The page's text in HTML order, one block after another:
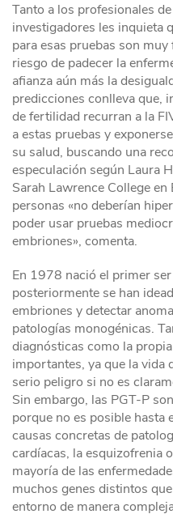
Tanto a los profesionales
investigadores les inquieta
para esas pruebas son
riesgo de padecer la
afianza aún más la
predicciones conlleva que,
de fertilidad recurran a la
a estas pruebas y
su salud, buscando una
especulación según Laura
Sarah Lawrence College
personas «no deberían
poder usar pruebas
embriones», comenta.
En 1978 nació el primer
posteriormente se han
embriones y detectar
patologías monogénicas.
diagnósticas como la
importantes, ya que la vida
serio peligro si no es
Sin embargo, las PGT-P
porque no es posible hasta
causas concretas de
cardíacas, la esquizofrenia
mayoría de las
muchos genes distintos
entorno de manera